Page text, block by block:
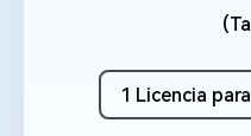
1 Licencia